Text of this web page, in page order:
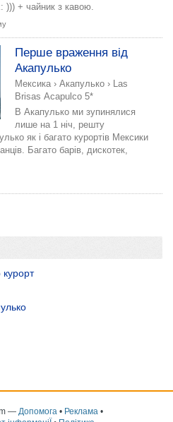
))) + чайник з кавою.
Перше враження від
Акапулько
Мексика › Акапулько › Las
Brisas Acapulco 5*
В Акапулько ми зупинялися
лише на 1 ніч, решту
як і багато курортів Мексики
Багато барів, дискотек,
курорт
— Допомога • Реклама •